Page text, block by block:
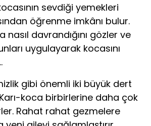
sevdiği yemekleri
öğrenme imkânı bulur.
nasıl davrandığını gözler ve
uygulayarak kocasını
gibi önemli iki büyük dert
koca birbirlerine daha çok
Rahat rahat gezmelere